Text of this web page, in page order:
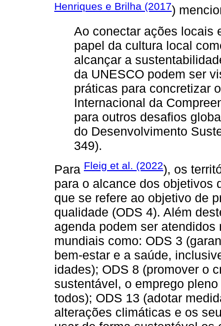
Henriques e Brilha (2017)
Ao conectar ações locais
papel da cultura local
alcançar a
da UNESCO podem ser
práticas para concretizar
Internacional da
para outros desafios
do Desenvolvimento
349).
Para Fleig et al. (2022), os
para o alcance dos objetivos
que se refere ao objetivo de
qualidade (ODS 4). Além
agenda podem ser
mundiais como: ODS 3
bem-estar e a saúde,
idades); ODS 8 (promover o
sustentável, o emprego
todos); ODS 13 (adotar
alterações climáticas e os